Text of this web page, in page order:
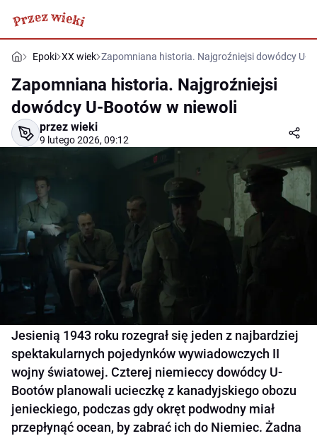
Epoki XX wiek Zapomniana historia. Najgroźniejsi dowódcy U-
Zapomniana historia. Najgroźniejsi
dowódcy U-Bootów w niewoli
przez wieki
9 lutego 2026, 09:12
Jesienią 1943 roku rozegrał się jeden z najbardziej
spektakularnych pojedynków wywiadowczych II
wojny światowej. Czterej niemieccy dowódcy U-
Bootów planowali ucieczkę z kanadyjskiego obozu
jenieckiego, podczas gdy okręt podwodny miał
przepłynąć ocean, by zabrać ich do Niemiec. Żadna